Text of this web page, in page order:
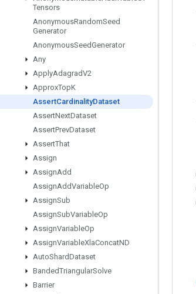
Tensors
AnonymousRandomSeed
Generator
AnonymousSeedGenerator
Any
ApplyAdagradV2
ApproxTopK
AssertCardinalityDataset
AssertNextDataset
AssertPrevDataset
AssertThat
Assign
AssignAdd
AssignAddVariableOp
AssignSub
AssignSubVariableOp
AssignVariableOp
AssignVariableXlaConcatND
AutoShardDataset
BandedTriangularSolve
Barrier